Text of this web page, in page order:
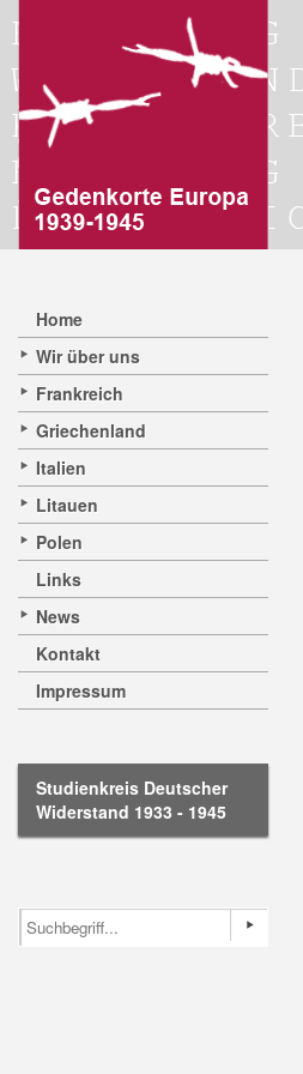
Home
Wir über uns
Frankreich
Griechenland
Italien
Litauen
Polen
Links
News
Kontakt
Impressum
Studienkreis Deutscher
Widerstand 1933 - 1945